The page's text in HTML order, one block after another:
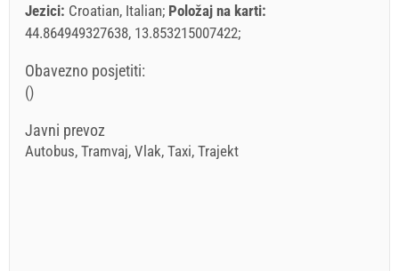
Jezici: Croatian, Italian Položaj na karti:
44.864949327638, 13.853215007422
Obavezno posjetiti:
()
Javni prevoz
Autobus, Tramvaj, Vlak, Taxi, Trajekt